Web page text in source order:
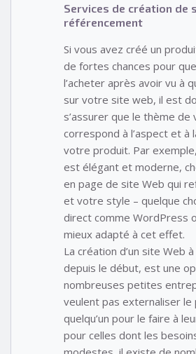
Services de création de
référencement
Si vous avez créé un
de fortes chances pour
l’acheter après avoir vu à
sur votre site web, il est
s’assurer que le thème
correspond à l’aspect et à
votre produit. Par
est élégant et moderne,
en page de site Web qui
et votre style – quelque
direct comme WordPress
mieux adapté à cet effet.
La création d’un site Web
depuis le début, est une
nombreuses petites
veulent pas externaliser
quelqu’un pour le faire à
pour celles dont les